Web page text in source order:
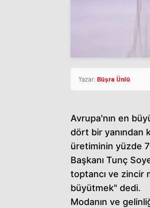
Yazar: Büşra Ünlü
Avrupa'nın en
dört bir yanından
üretiminin yüzde
Başkanı Tunç
toptancı ve zincir
büyütmek" dedi.
Modanın ve